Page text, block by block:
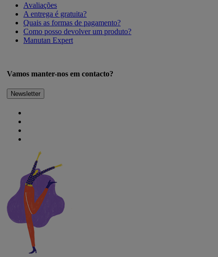
Avaliações
A entrega é gratuita?
Quais as formas de pagamento?
Como posso devolver um produto?
Manutan Expert
Vamos manter-nos em contacto?
Newsletter